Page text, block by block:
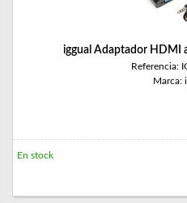
iggual Adaptador HDMI
Referencia:
Marca:
En stock